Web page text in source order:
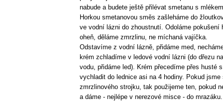
nabude a budete ještě přilévat smetanu s
Horkou smetanovou směs zašleháme do
ve vodní lázni do zhoustnutí. Odoláme pokušení
oheň, děláme zmrzlinu, ne míchaná vajíčka.
Odstavíme z vodní lázně, přidáme med,
krém zchladíme v ledové vodní lázni (do dřezu
vodu, přidáme led). Krém přecedíme přes husté
vychladit do lednice asi na 4 hodiny. Pokud
zmrzlinového strojku, tak použijeme ten, pokud
a dáme - nejlépe v nerezové misce - do